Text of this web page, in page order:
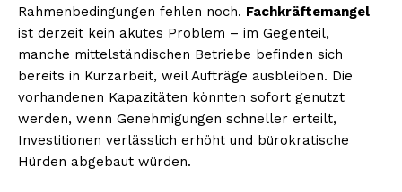
Rahmenbedingungen fehlen noch. Fachkräftemangel
ist derzeit kein akutes Problem – im Gegenteil,
manche mittelständischen Betriebe befinden sich
bereits in Kurzarbeit, weil Aufträge ausbleiben. Die
vorhandenen Kapazitäten könnten sofort genutzt
werden, wenn Genehmigungen schneller erteilt,
Investitionen verlässlich erhöht und bürokratische
Hürden abgebaut würden.